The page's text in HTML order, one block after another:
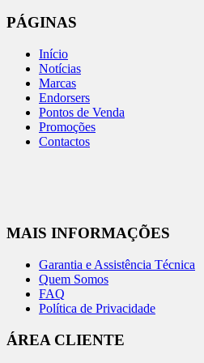
PÁGINAS
Início
Notícias
Marcas
Endorsers
Pontos de Venda
Promoções
Contactos
MAIS INFORMAÇÕES
Garantia e Assistência Técnica
Quem Somos
FAQ
Política de Privacidade
ÁREA CLIENTE